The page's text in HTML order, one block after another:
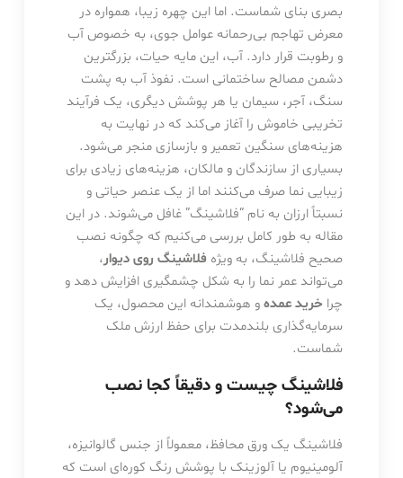
بصری بنای شماست. اما این چهره زیبا، همواره در
معرض تهاجم بی‌رحمانه عوامل جوی، به خصوص آب
و رطوبت قرار دارد. آب، این مایه حیات، بزرگترین
دشمن مصالح ساختمانی است. نفوذ آب به پشت
سنگ، آجر، سیمان یا هر پوشش دیگری، یک فرآیند
تخریبی خاموش را آغاز می‌کند که در نهایت به
هزینه‌های سنگین تعمیر و بازسازی منجر می‌شود.
بسیاری از سازندگان و مالکان، هزینه‌های زیادی برای
زیبایی نما صرف می‌کنند اما از یک عنصر حیاتی و
نسبتاً ارزان به نام “فلاشینگ” غافل می‌شوند. در این
مقاله به طور کامل بررسی می‌کنیم که چگونه نصب
صحیح فلاشینگ، به ویژه فلاشینگ روی دیوار،
می‌تواند عمر نما را به شکل چشمگیری افزایش دهد و
چرا خرید عمدهو هوشمندانه این محصول، یک
سرمایه‌گذاری بلندمدت برای حفظ ارزش ملک
شماست.
فلاشینگ چیست و دقیقاً کجا نصب
می‌شود؟
فلاشینگ یک ورق محافظ، معمولاً از جنس گالوانیزه،
آلومینیوم یا آلوزینک با پوشش رنگ کوره‌ای است که